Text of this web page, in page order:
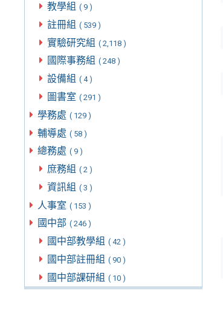
教學組 ( 9 )
註冊組 ( 539 )
實驗研究組 ( 2,118 )
國際事務組 ( 248 )
設備組 ( 4 )
圖書室 ( 291 )
學務處 ( 129 )
輔導處 ( 58 )
總務處 ( 9 )
庶務組 ( 2 )
資訊組 ( 3 )
人事室 ( 153 )
國中部 ( 246 )
國中部教學組 ( 42 )
國中部註冊組 ( 90 )
國中部課研組 ( 10 )